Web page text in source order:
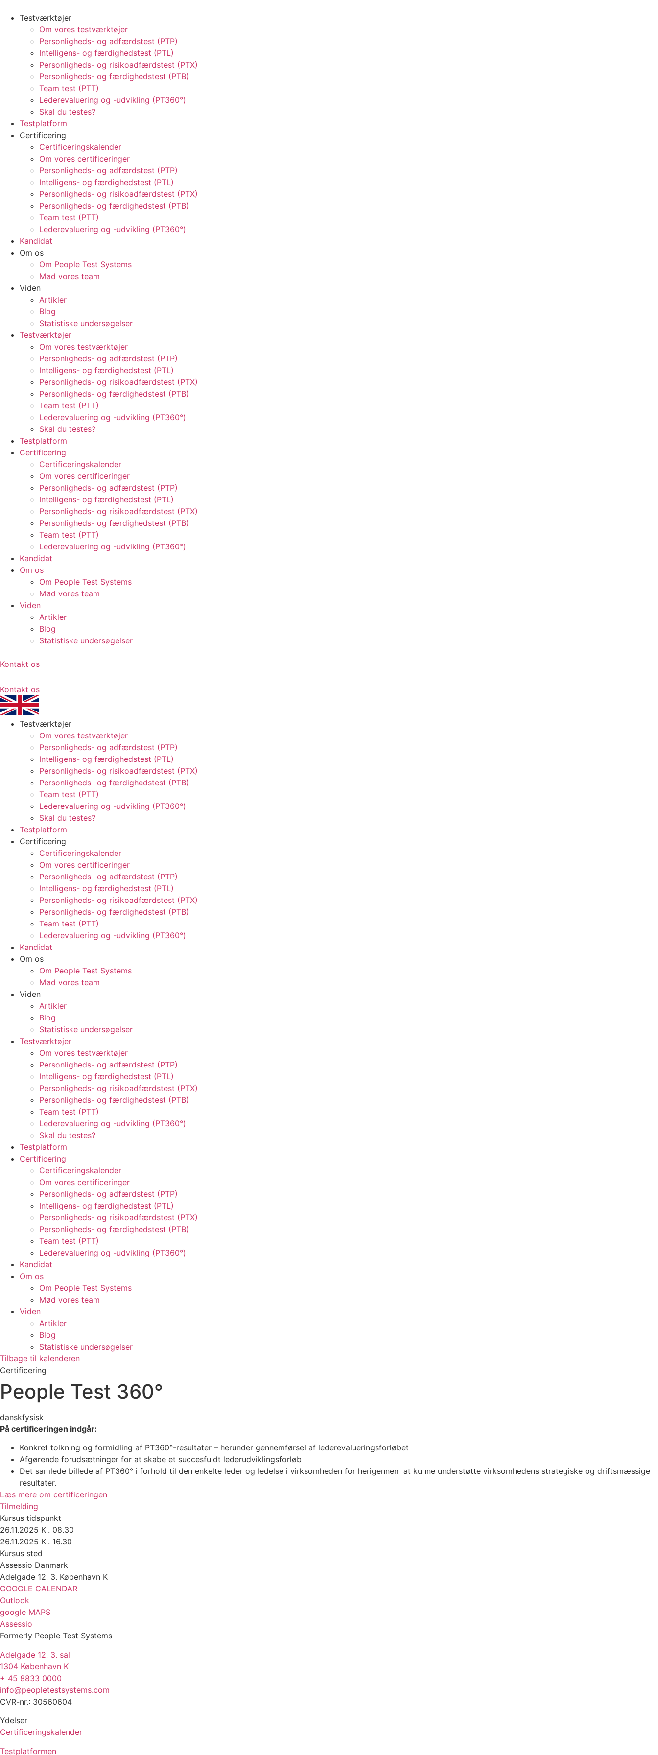
Testværktøjer
Om vores testværktøjer
Personligheds- og adfærdstest (PTP)
Intelligens- og færdighedstest (PTL)
Personligheds- og risikoadfærdstest (PTX)
Personligheds- og færdighedstest (PTB)
Team test (PTT)
Lederevaluering og -udvikling (PT360°)
Skal du testes?
Testplatform
Certificering
Certificeringskalender
Om vores certificeringer
Personligheds- og adfærdstest (PTP)
Intelligens- og færdighedstest (PTL)
Personligheds- og risikoadfærdstest (PTX)
Personligheds- og færdighedstest (PTB)
Team test (PTT)
Lederevaluering og -udvikling (PT360°)
Kandidat
Om os
Om People Test Systems
Mød vores team
Viden
Artikler
Blog
Statistiske undersøgelser
Testværktøjer
Om vores testværktøjer
Personligheds- og adfærdstest (PTP)
Intelligens- og færdighedstest (PTL)
Personligheds- og risikoadfærdstest (PTX)
Personligheds- og færdighedstest (PTB)
Team test (PTT)
Lederevaluering og -udvikling (PT360°)
Skal du testes?
Testplatform
Certificering
Certificeringskalender
Om vores certificeringer
Personligheds- og adfærdstest (PTP)
Intelligens- og færdighedstest (PTL)
Personligheds- og risikoadfærdstest (PTX)
Personligheds- og færdighedstest (PTB)
Team test (PTT)
Lederevaluering og -udvikling (PT360°)
Kandidat
Om os
Om People Test Systems
Mød vores team
Viden
Artikler
Blog
Statistiske undersøgelser
Kontakt os
Kontakt os
Testværktøjer
Om vores testværktøjer
Personligheds- og adfærdstest (PTP)
Intelligens- og færdighedstest (PTL)
Personligheds- og risikoadfærdstest (PTX)
Personligheds- og færdighedstest (PTB)
Team test (PTT)
Lederevaluering og -udvikling (PT360°)
Skal du testes?
Testplatform
Certificering
Certificeringskalender
Om vores certificeringer
Personligheds- og adfærdstest (PTP)
Intelligens- og færdighedstest (PTL)
Personligheds- og risikoadfærdstest (PTX)
Personligheds- og færdighedstest (PTB)
Team test (PTT)
Lederevaluering og -udvikling (PT360°)
Kandidat
Om os
Om People Test Systems
Mød vores team
Viden
Artikler
Blog
Statistiske undersøgelser
Testværktøjer
Om vores testværktøjer
Personligheds- og adfærdstest (PTP)
Intelligens- og færdighedstest (PTL)
Personligheds- og risikoadfærdstest (PTX)
Personligheds- og færdighedstest (PTB)
Team test (PTT)
Lederevaluering og -udvikling (PT360°)
Skal du testes?
Testplatform
Certificering
Certificeringskalender
Om vores certificeringer
Personligheds- og adfærdstest (PTP)
Intelligens- og færdighedstest (PTL)
Personligheds- og risikoadfærdstest (PTX)
Personligheds- og færdighedstest (PTB)
Team test (PTT)
Lederevaluering og -udvikling (PT360°)
Kandidat
Om os
Om People Test Systems
Mød vores team
Viden
Artikler
Blog
Statistiske undersøgelser
Tilbage til kalenderen
Certificering
People Test 360°
danskfysisk
På certificeringen indgår:
Konkret tolkning og formidling af PT360°-resultater – herunder gennemførsel af lederevalueringsforløbet
Afgørende forudsætninger for at skabe et succesfuldt lederudviklingsforløb
Det samlede billede af PT360° i forhold til den enkelte leder og ledelse i virksomheden for herigennem at kunne understøtte virksomhedens strategiske og driftsmæssige
resultater.
Læs mere om certificeringen
Tilmelding
Kursus tidspunkt
26.11.2025 Kl. 08.30
26.11.2025 Kl. 16.30
Kursus sted
Assessio Danmark
Adelgade 12, 3. København K
GOOGLE CALENDAR
Outlook
google MAPS
Assessio
Formerly People Test Systems
Adelgade 12, 3. sal
1304 København K
+ 45 8833 0000
info@peopletestsystems.com
CVR-nr.: 30560604
Ydelser
Certificeringskalender
Testplatformen